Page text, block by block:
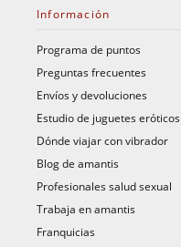
Información
Programa de puntos
Preguntas frecuentes
Envíos y devoluciones
Estudio de juguetes eróticos
Dónde viajar con vibrador
Blog de amantis
Profesionales salud sexual
Trabaja en amantis
Franquicias